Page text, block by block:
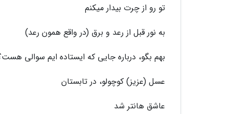
تو رو از چرت بیدار میکنم
به نور قبل از رعد و برق (در واقع همون رعد)
بهم بگو، درباره جایی که ایستاده ایم سوالی
عسل (عزیز) کوچولو، در تابستان
عاشق هانتر شد